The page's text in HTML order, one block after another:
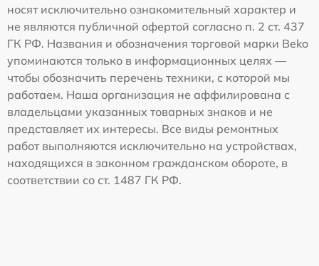
носят исключительно ознакомительный характер и
не являются публичной офертой согласно п. 2 ст. 437
ГК РФ. Названия и обозначения торговой марки Beko
упоминаются только в информационных целях —
чтобы обозначить перечень техники, с которой мы
работаем. Наша организация не аффилирована с
владельцами указанных товарных знаков и не
представляет их интересы. Все виды ремонтных
работ выполняются исключительно на устройствах,
находящихся в законном гражданском обороте, в
соответствии со ст. 1487 ГК РФ.